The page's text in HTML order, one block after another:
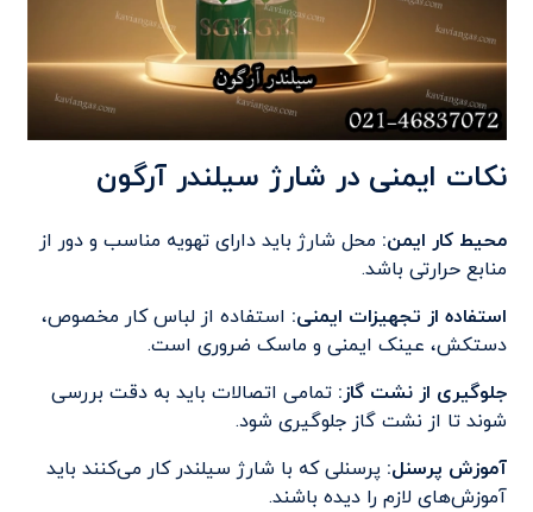
نکات ایمنی در شارژ سیلندر آرگون
محیط کار ایمن: محل شارژ باید دارای تهویه مناسب و دور از
منابع حرارتی باشد.
استفاده از تجهیزات ایمنی: استفاده از لباس کار مخصوص،
دستکش، عینک ایمنی و ماسک ضروری است.
جلوگیری از نشت گاز: تمامی اتصالات باید به دقت بررسی
شوند تا از نشت گاز جلوگیری شود.
آموزش پرسنل: پرسنلی که با شارژ سیلندر کار می‌کنند باید
آموزش‌های لازم را دیده باشند.